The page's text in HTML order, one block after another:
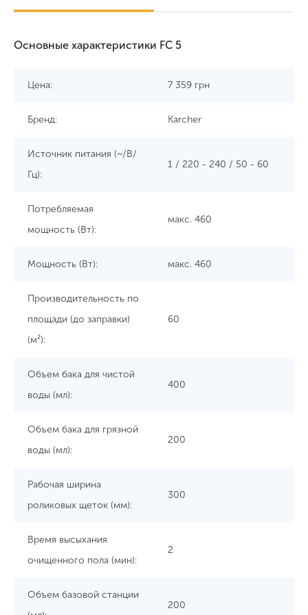
Основные характеристики FC 5
Цена: 7 359 грн
Бренд: Karcher
Источник питания (~/В/
Гц):
1 / 220 - 240 / 50 - 60
Потребляемая
мощность (Вт):
макс. 460
Мощность (Вт): макс. 460
Производительность по
площади (до заправки)
(м²):
60
Объем бака для чистой
воды (мл):
400
Объем бака для грязной
воды (мл):
200
Рабочая ширина
роликовых щеток (мм):
300
Время высыхания
очищенного пола (мин):
2
Объем базовой станции
200